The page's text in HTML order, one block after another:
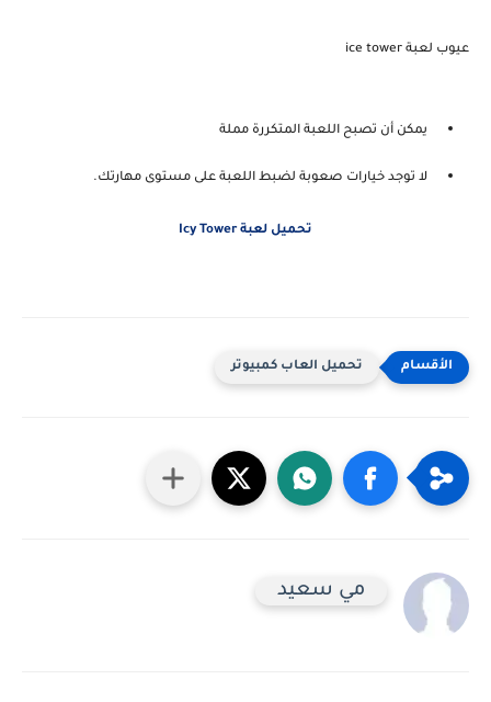
عيوب لعبة ice tower
يمكن أن تصبح اللعبة المتكررة مملة
لا توجد خيارات صعوبة لضبط اللعبة على مستوى مهارتك.
تحميل لعبة Icy Tower
تحميل العاب كمبيوتر
مي سعيد